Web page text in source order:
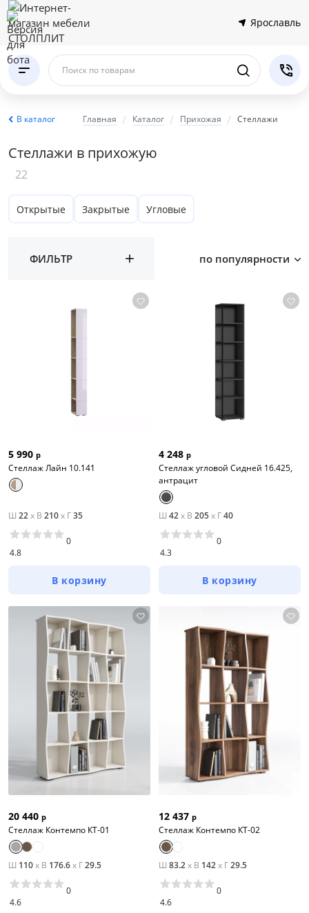
Ярославль
Поиск по товарам
В каталог Главная Каталог Прихожая Стеллажи
Стеллажи в прихожую
22
Открытые Закрытые Угловые
ФИЛЬТР по популярности
5 990 р
Стеллаж Лайн 10.141
Ш 22x В 210x Г35
4.8
0
В корзину
4 248 р
Стеллаж угловой Сидней 16.425,
антрацит
Ш 42x В 205x Г40
4.3
0
В корзину
20 440 р
Стеллаж Контемпо КТ-01
Ш 110x В 176.6x Г29.5
4.6
0
12 437 р
Стеллаж Контемпо КТ-02
Ш 83.2x В 142x Г29.5
4.6
0